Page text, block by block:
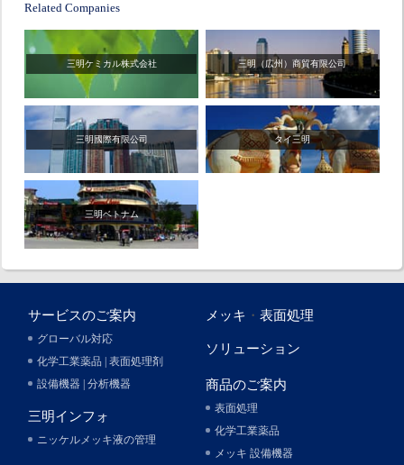
Related Companies
三明ケミカル株式会社 三明（広州）商貿有限公司
三明國際有限公司 タイ三明
三明ベトナム
メッキ ・表面処理
サービスのご案内
グローバル対応
化学工業薬品 | 表面処理剤
設備機器 | 分析機器
ソリューション
商品のご案内
表面処理
化学工業薬品
メッキ 設備機器
三明インフォ
ニッケルメッキ液の管理